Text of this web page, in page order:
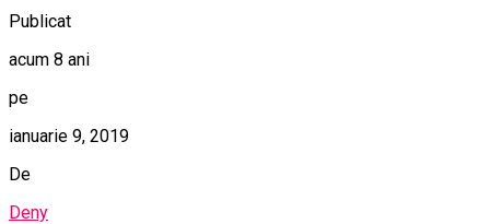
Publicat
acum 8 ani
pe
ianuarie 9, 2019
De
Deny